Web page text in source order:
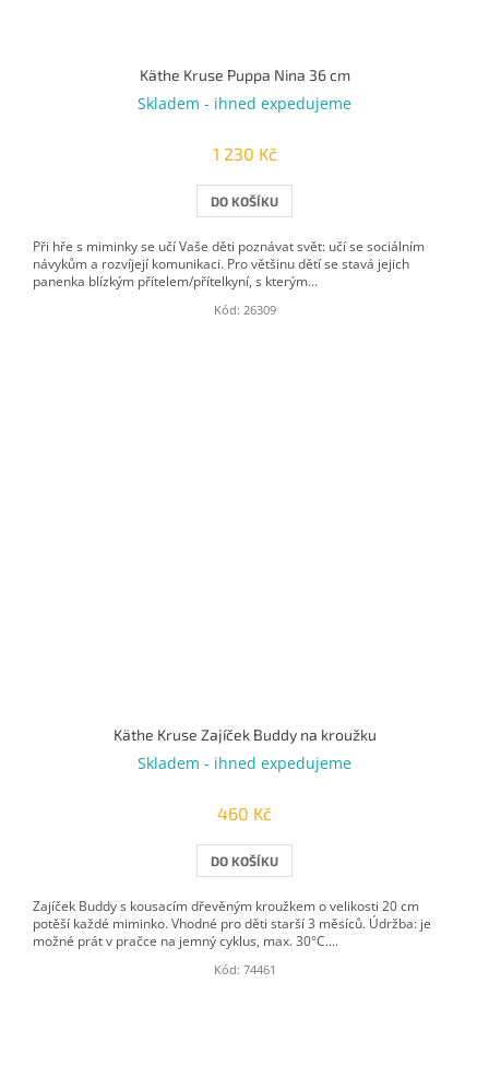
Käthe Kruse Puppa Nina 36 cm
Skladem - ihned expedujeme
1 230 Kč
DO KOŠÍKU
Při hře s miminky se učí Vaše děti poznávat svět: učí se sociálním
návykům a rozvíjejí komunikaci. Pro většinu dětí se stavá jejich
panenka blízkým přítelem/přítelkyní, s kterým...
Kód: 26309
Käthe Kruse Zajíček Buddy na kroužku
Skladem - ihned expedujeme
460 Kč
DO KOŠÍKU
Zajíček Buddy s kousacím dřevěným kroužkem o velikosti 20 cm
potěší každé miminko. Vhodné pro děti starší 3 měsíců. Údržba: je
možné prát v pračce na jemný cyklus, max. 30°C....
Kód: 74461